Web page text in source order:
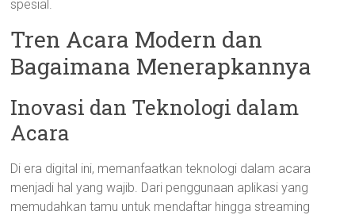
spesial.
Tren Acara Modern dan
Bagaimana Menerapkannya
Inovasi dan Teknologi dalam
Acara
Di era digital ini, memanfaatkan teknologi dalam acara
menjadi hal yang wajib. Dari penggunaan aplikasi yang
memudahkan tamu untuk mendaftar hingga streaming